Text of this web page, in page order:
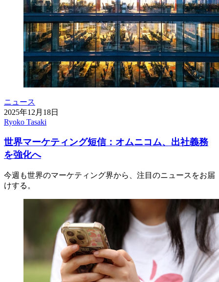
ニュース
2025年12月18日
Ryoko Tasaki
世界マーケティング短信：オムニコム、出社義務
を強化へ
今週も世界のマーケティング界から、注目のニュースをお届
けする。